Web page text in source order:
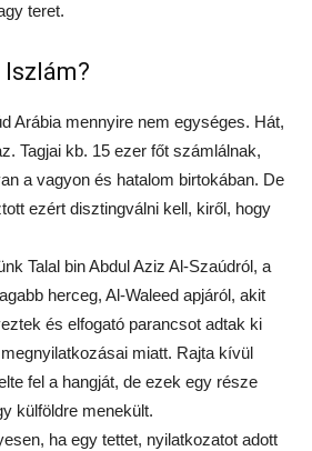
teret.
Arábia mennyire nem egységes. Hát,
Tagjai kb. 15 ezer főt számlálnak,
a vagyon és hatalom birtokában. De
ezért disztingválni kell, kiről, hogy
Talal bin Abdul Aziz Al-Szaúdról, a
herceg, Al-Waleed apjáról, akit
és elfogató parancsot adtak ki
miatt. Rajta kívül
fel a hangját, de ezek egy része
külföldre menekült.
ha egy tettet, nyilatkozatot adott